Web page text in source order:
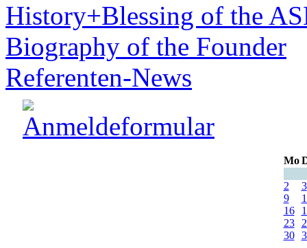
History+Blessing of the
Biography of the Founder
Referenten-News
Mo
2
3
9
16
23
30